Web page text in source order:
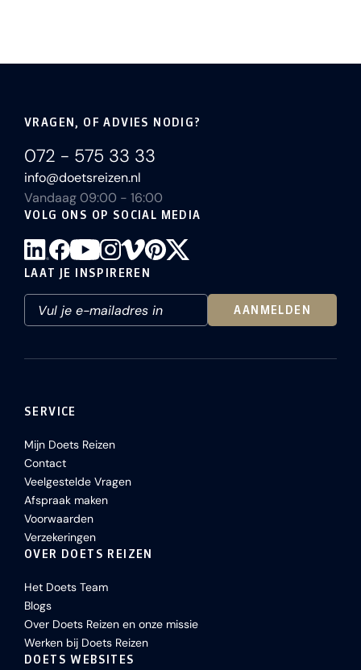
VRAGEN, OF ADVIES NODIG?
072 - 575 33 33
info@doetsreizen.nl
Vandaag 09:00 - 16:00
VOLG ONS OP SOCIAL MEDIA
LAAT JE INSPIREREN
AANMELDEN
SERVICE
Mijn Doets Reizen
Contact
Veelgestelde Vragen
Afspraak maken
Voorwaarden
Verzekeringen
OVER DOETS REIZEN
Het Doets Team
Blogs
Over Doets Reizen en onze missie
Werken bij Doets Reizen
DOETS WEBSITES